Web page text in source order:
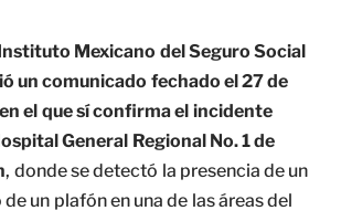
Mexicano del Seguro Social
un comunicado fechado el 27 de
el que sí confirma el incidente
General Regional No. 1 de
, donde se detectó la presencia de un
un plafón en una de las áreas del